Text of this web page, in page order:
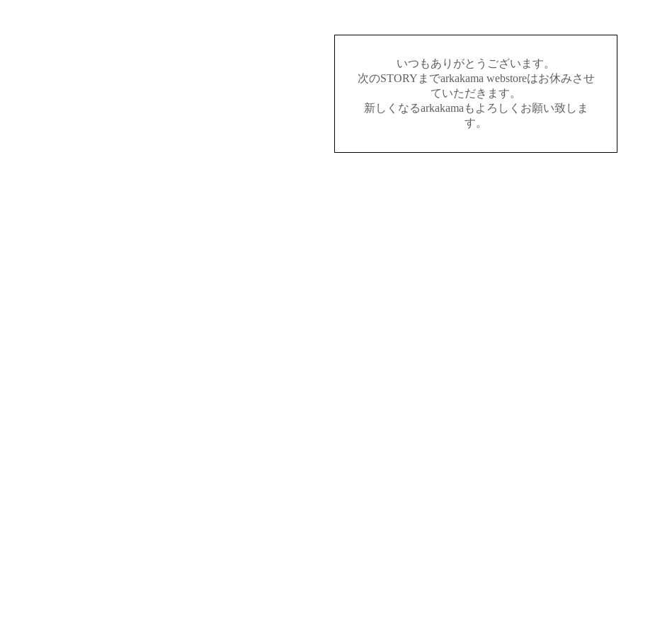
いつもありがとうございます。
次のSTORYまでarkakama webstoreはお休みさせ
ていただきます。
新しくなるarkakamaもよろしくお願い致しま
す。